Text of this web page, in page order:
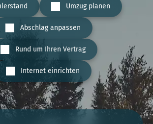
Umzug planen
Abschlag anpassen
Rund um Ihren Vertrag
Internet einrichten